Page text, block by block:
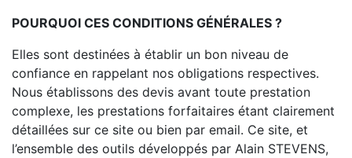
POURQUOI CES CONDITIONS GÉNÉRALES ?
Elles sont destinées à établir un bon niveau de
confiance en rappelant nos obligations respectives.
Nous établissons des devis avant toute prestation
complexe, les prestations forfaitaires étant clairement
détaillées sur ce site ou bien par email. Ce site, et
l’ensemble des outils développés par Alain STEVENS,